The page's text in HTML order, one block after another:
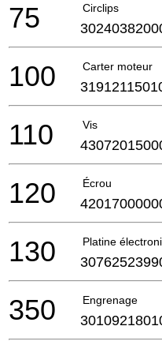
Circlips
75
Carter moteur
100
Vis
110
Écrou
120
Platine
130
Engrenage
350